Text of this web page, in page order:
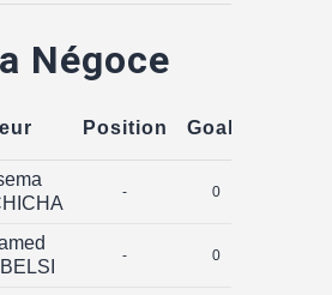
Négoce
Position Goals
- 0
- 0